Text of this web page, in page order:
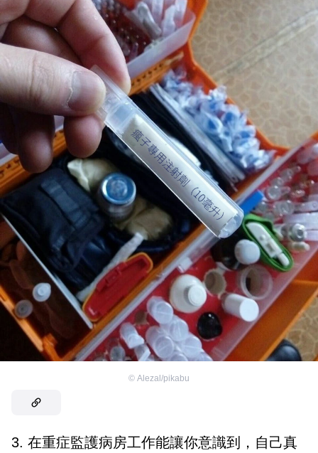
© Alezal/pikabu
3. 在重症監護病房工作能讓你意識到，自己真